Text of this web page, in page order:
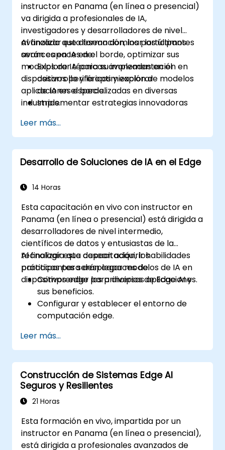
instructor en Panama (en línea o presencial)
va dirigida a profesionales de IA,
investigadores y desarrolladores de nivel
avanzado que desean dominar los últimos
avances en IA en el borde, optimizar sus
modelos de IA para su implementación en
dispositivos periféricos y explorar
aplicaciones especializadas en diversas
industrias.
Al finalizar esta formación, los participantes
serán capaces de:
Explorar técnicas avanzadas en el
desarrollo y la optimización de modelos
de IA en el borde.
Implementar estrategias innovadoras
dispositivos periféricos.
Utilizar herramientas y marcos de trabajo
especializados para aplicaciones
avanzadas de IA en el borde.
las soluciones de IA en el borde.
tendencias emergentes en la IA en el
borde.
Abordar consideraciones éticas y de
seguridad avanzadas en los despliegues
de IA en el borde.
Leer más...
Desarrollo de Soluciones de IA en el Edge
14 Horas
Esta capacitación en vivo con instructor en
Panama (en línea o presencial) está dirigida a
desarrolladores de nivel intermedio,
científicos de datos y entusiastas de la
tecnología que desean adquirir habilidades
prácticas para desplegar modelos de IA en
dispositivos edge para diversas aplicaciones.
Al finalizar esta capacitación, los
participantes serán capaces de:
Comprender los principios de Edge AI y
sus beneficios.
Configurar y establecer el entorno de
computación edge.
de IA para su despliegue en el edge.
Implementar soluciones prácticas de IA
en dispositivos edge.
Evaluar y mejorar el rendimiento de los
modelos desplegados en el edge.
Abordar las consideraciones éticas y de
Leer más...
Construcción de Sistemas Edge AI
Seguros y Resilientes
21 Horas
Esta formación en vivo, impartida por un
instructor en Panama (en línea o presencial),
está dirigida a profesionales avanzados de